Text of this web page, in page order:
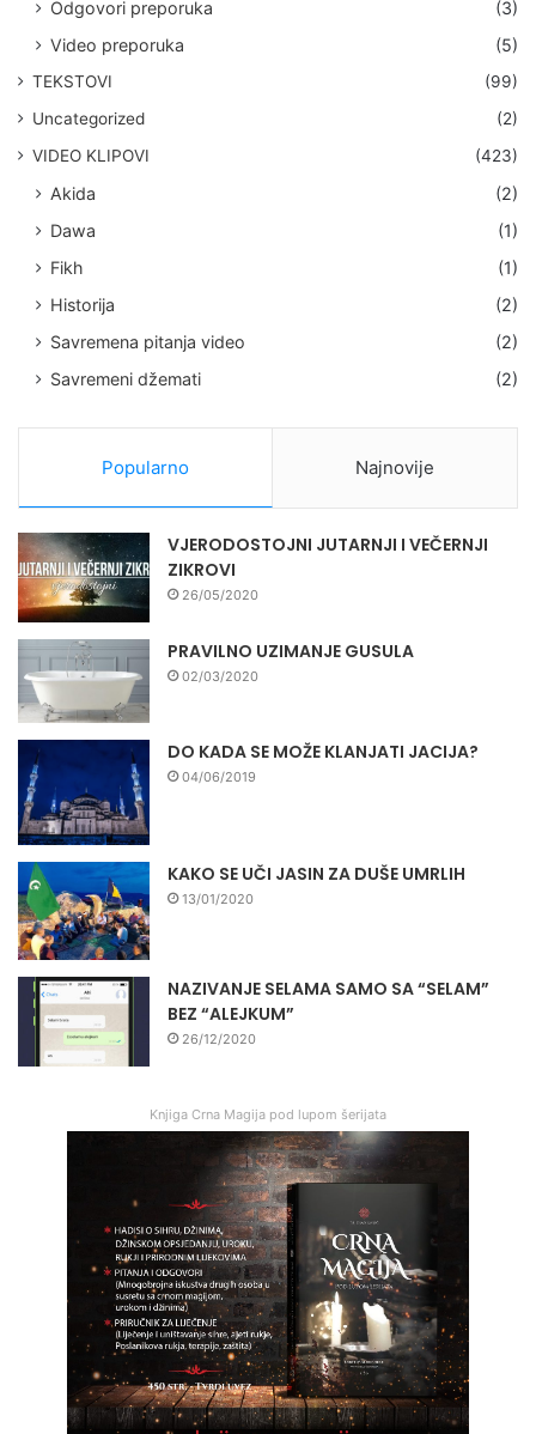
Odgovori preporuka
(3)
Video preporuka
(5)
TEKSTOVI
(99)
Uncategorized
(2)
VIDEO KLIPOVI
(423)
Akida
(2)
Dawa
(1)
Fikh
(1)
Historija
(2)
Savremena pitanja video
(2)
Savremeni džemati
(2)
Popularno Najnovije
VJERODOSTOJNI JUTARNJI I VEČERNJI
ZIKROVI
26/05/2020
PRAVILNO UZIMANJE GUSULA
02/03/2020
DO KADA SE MOŽE KLANJATI JACIJA?
04/06/2019
KAKO SE UČI JASIN ZA DUŠE UMRLIH
13/01/2020
NAZIVANJE SELAMA SAMO SA “SELAM”
BEZ “ALEJKUM”
26/12/2020
Knjiga Crna Magija pod lupom šerijata